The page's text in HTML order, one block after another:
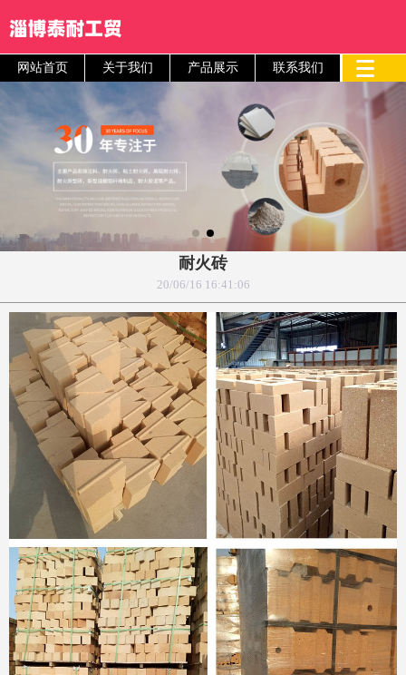
网站首页 关于我们 产品展示 联系我们
耐火砖
20/06/16 16:41:06